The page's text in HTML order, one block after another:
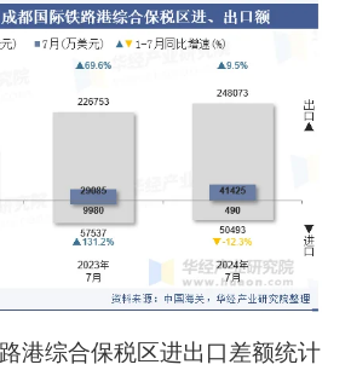
港综合保税区进出口差额统计